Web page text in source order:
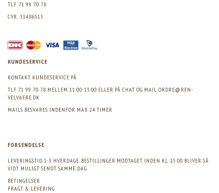
TLF. 71 99 70 78
CVR: 31486513
KUNDESERVICE
KONTAKT KUNDESERVICE PÅ
TLF 71 99 70 78 MELLEM 11.00-13.00 ELLER PÅ CHAT OG MAIL ORDRE@REN-
VELVAERE.DK
MAILS BESVARES INDENFOR MAX 24 TIMER
FORSENDELSE
LEVERINGSTID 1-3 HVERDAGE. BESTILLINGER MODTAGET INDEN KL. 15.00 BLIVER SÅ
VIDT MULIGT SENDT SAMME DAG
BETINGELSER
FRAGT & LEVERING